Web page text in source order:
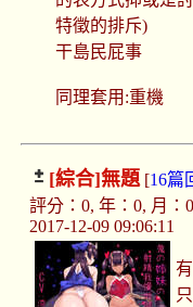
特徵的排斥)
干島民屁事
同理套用:重機
[綜合]無題[16篇
評分：0, 年：0, 月：
2017-12-09 09:06:11